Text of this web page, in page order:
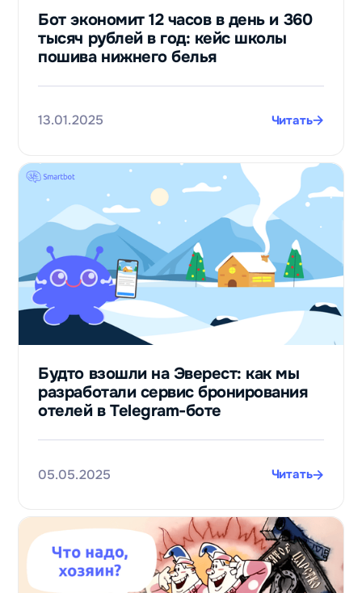
Бот экономит 12 часов в день и 360
тысяч рублей в год: кейс школы
пошива нижнего белья
13.01.2025 Читать
Будто взошли на Эверест: как мы
разработали сервис бронирования
отелей в Telegram-боте
05.05.2025 Читать